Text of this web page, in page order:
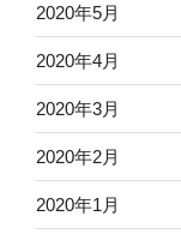
2020年5月
2020年4月
2020年3月
2020年2月
2020年1月